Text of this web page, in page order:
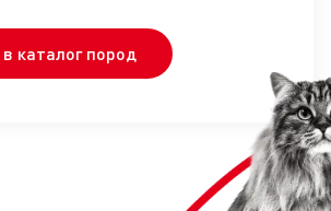
каталог пород